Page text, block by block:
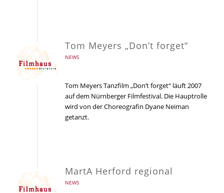
Tom Meyers „Don’t forget“
NEWS
Tom Meyers Tanzfilm „Don’t forget“ läuft 2007
auf dem Nürnberger Filmfestival. Die Hauptrolle
wird von der Choreografin Dyane Neiman
getanzt.
MartA Herford regional
NEWS